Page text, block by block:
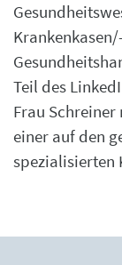
Teil des
Frau
einer auf den
spezialisierten